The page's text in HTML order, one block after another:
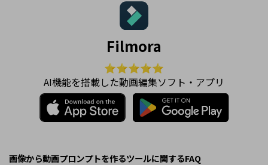
Filmora
⭐⭐⭐⭐⭐
AI機能を搭載した動画編集ソフト・アプリ
画像から動画プロンプトを作るツールに関するFAQ